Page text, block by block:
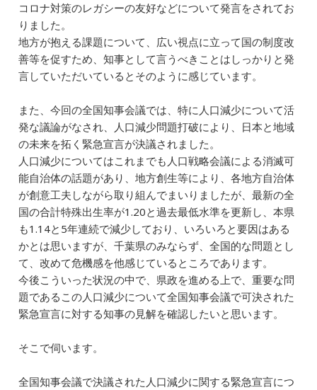
コロナ対策のレガシーの友好などについて発言をされてお
りました。
地方が抱える課題について、広い視点に立って国の制度改
善等を促すため、知事として言うべきことはしっかりと発
言していただいているとそのように感じています。
また、今回の全国知事会議では、特に人口減少について活
発な議論がなされ、人口減少問題打破により、日本と地域
の未来を拓く緊急宣言が決議されました。
人口減少についてはこれまでも人口戦略会議による消滅可
能自治体の話題があり、地方創生等により、各地方自治体
が創意工夫しながら取り組んでまいりましたが、最新の全
国の合計特殊出生率が1.20と過去最低水準を更新し、本県
も1.14と5年連続で減少しており、いろいろと要因はある
かとは思いますが、千葉県のみならず、全国的な問題とし
て、改めて危機感を他感じているところであります。
今後こういった状況の中で、県政を進める上で、重要な問
題であるこの人口減少について全国知事会議で可決された
緊急宣言に対する知事の見解を確認したいと思います。
そこで伺います。
全国知事会議で決議された人口減少に関する緊急宣言につ